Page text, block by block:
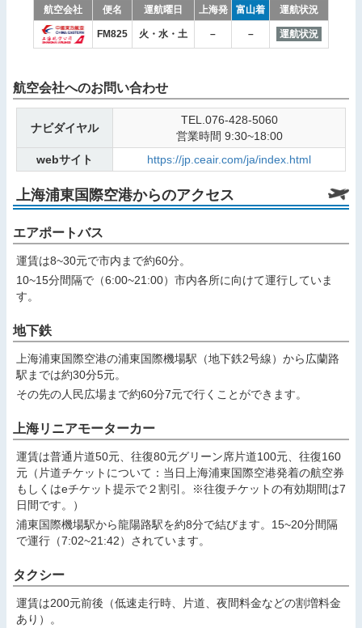
航空会社 便名 運航曜日 上海発 富山着 運航状況
FM825 火・水・土 – – 運航状況
航空会社へのお問い合わせ
ナビダイヤル
TEL.076-428-5060
営業時間 9:30~18:00
webサイト
https://jp.ceair.com/ja/index.html
上海浦東国際空港からのアクセス
エアポートバス
運賃は8~30元で市内まで約60分。
10~15分間隔で（6:00~21:00）市内各所に向けて運行していま
す。
地下鉄
上海浦東国際空港の浦東国際機場駅（地下鉄2号線）から広蘭路
駅までは約30分5元。
その先の人民広場まで約60分7元で行くことができます。
上海リニアモーターカー
運賃は普通片道50元、往復80元グリーン席片道100元、往復160
元（片道チケットについて：当日上海浦東国際空港発着の航空券
もしくはeチケット提示で２割引。※往復チケットの有効期間は7
日間です。）
浦東国際機場駅から龍陽路駅を約8分で結びます。15~20分間隔
で運行（7:02~21:42）されています。
タクシー
運賃は200元前後（低速走行時、片道、夜間料金などの割増料金
あり）。